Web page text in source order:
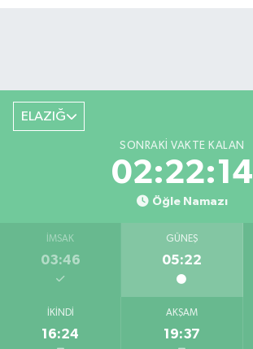
ELAZIĞ
SONRAKI VAKTE KALAN
02:22:13
Öğle Namazı
İMSAK
03:46
GÜNEŞ
05:22
İKINDI
16:24
AKŞAM
19:37